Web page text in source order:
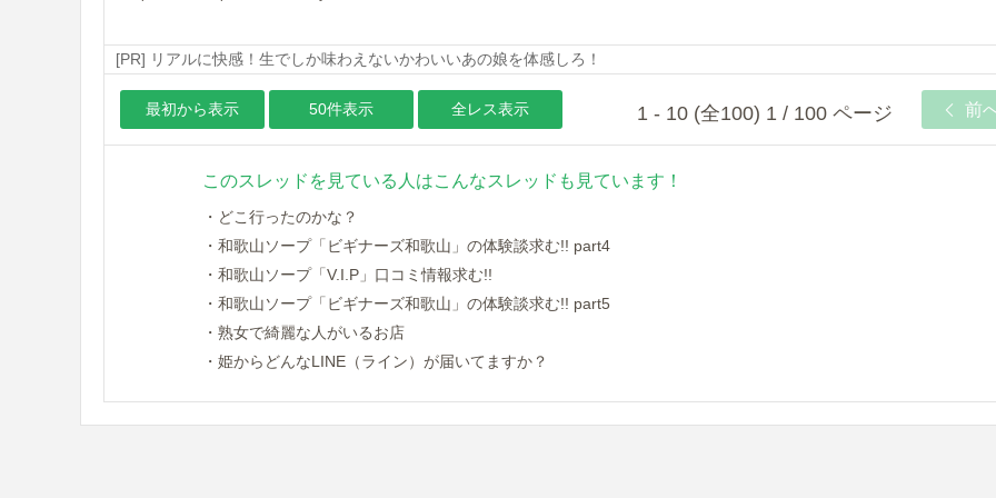
[PR] リアルに快感！生でしか味わえないかわいいあの娘を体感しろ！
最初から表示 50件表示 全レス表示 1 - 10 (全100) 1 / 100 ページ 前
このスレッドを見ている人はこんなスレッドも見ています！
・どこ行ったのかな？
・和歌山ソープ「ビギナーズ和歌山」の体験談求む!! part4
・和歌山ソープ「V.I.P」口コミ情報求む!!
・和歌山ソープ「ビギナーズ和歌山」の体験談求む!! part5
・熟女で綺麗な人がいるお店
・姫からどんなLINE（ライン）が届いてますか？